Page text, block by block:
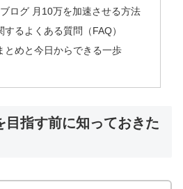
ログ 月10万を加速させる方法
るよくある質問（FAQ）
とめと今日からできる一歩
目指す前に知っておきた